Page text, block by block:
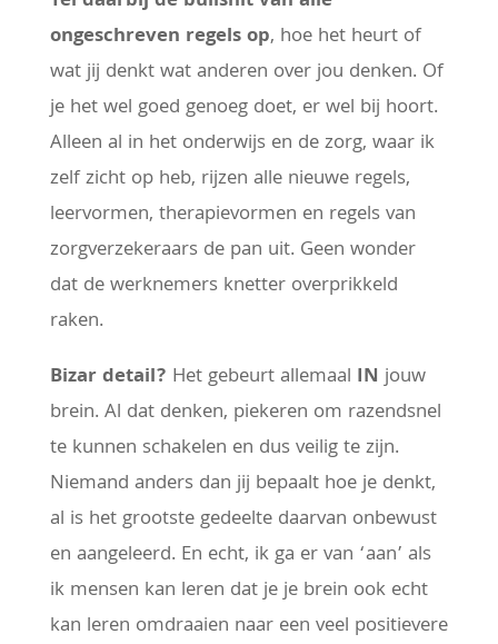
ongeschreven regels op, hoe het heurt of
wat jij denkt wat anderen over jou denken. Of
je het wel goed genoeg doet, er wel bij hoort.
Alleen al in het onderwijs en de zorg, waar ik
zelf zicht op heb, rijzen alle nieuwe regels,
leervormen, therapievormen en regels van
zorgverzekeraars de pan uit. Geen wonder
dat de werknemers knetter overprikkeld
raken.
Bizar detail? Het gebeurt allemaal IN jouw
brein. Al dat denken, piekeren om razendsnel
te kunnen schakelen en dus veilig te zijn.
Niemand anders dan jij bepaalt hoe je denkt,
al is het grootste gedeelte daarvan onbewust
en aangeleerd. En echt, ik ga er van ‘aan’ als
ik mensen kan leren dat je je brein ook echt
kan leren omdraaien naar een veel positievere